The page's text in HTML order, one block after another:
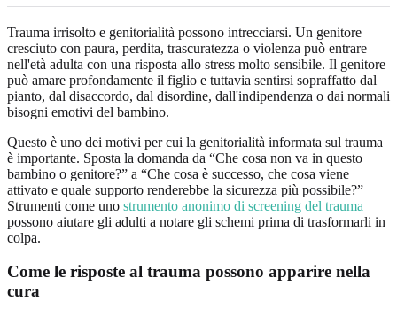
Trauma irrisolto e genitorialità possono intrecciarsi. Un genitore
cresciuto con paura, perdita, trascuratezza o violenza può entrare
nell'età adulta con una risposta allo stress molto sensibile. Il genitore
può amare profondamente il figlio e tuttavia sentirsi sopraffatto dal
pianto, dal disaccordo, dal disordine, dall'indipendenza o dai normali
bisogni emotivi del bambino.
Questo è uno dei motivi per cui la genitorialità informata sul trauma
è importante. Sposta la domanda da “Che cosa non va in questo
bambino o genitore?” a “Che cosa è successo, che cosa viene
attivato e quale supporto renderebbe la sicurezza più possibile?”
Strumenti come uno strumento anonimo di screening del trauma
possono aiutare gli adulti a notare gli schemi prima di trasformarli in
colpa.
Come le risposte al trauma possono apparire nella
cura